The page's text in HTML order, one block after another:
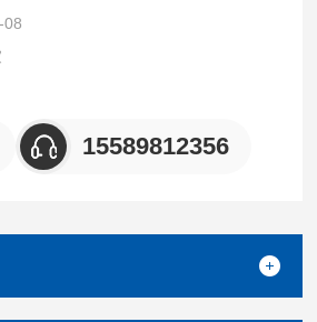
08
15589812356